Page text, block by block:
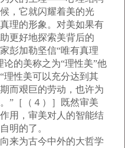
，它就闪耀着美的光
理的形象。对美如果有
更好地探索美背后的
彭加勒坚信“唯有真理
的美称之为“理性美”他
理性美可以充分达到其
而艰巨的劳动，也许为
”［（４）］既然审美
用，审美对人的智能结
明的了。
为古今中外的大哲学